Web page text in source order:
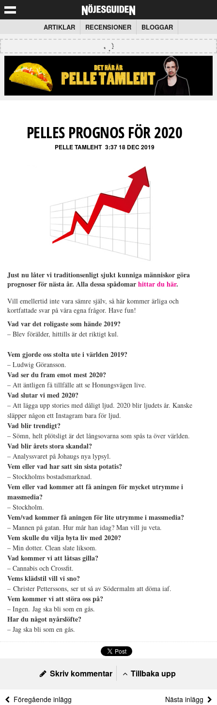
ARTIKLAR RECENSIONER BLOGGAR
PELLES PROGNOS FÖR 2020
PELLE TAMLEHT 3:37 18 DEC 2019
Just nu låter vi traditionsenligt sjukt kunniga människor göra
prognoser för nästa år. Alla dessa spådomarhittar du här.
Vill emellertid inte vara sämre själv, så här kommer ärliga och
kortfattade svar på våra egna frågor. Have fun!
Vad var det roligaste som hände 2019?
– Blev förälder, hittills är det riktigt kul.
Vem gjorde oss stolta ute i världen 2019?
– Ludwig Göransson.
Vad ser du fram emot mest 2020?
– Att äntligen få tillfälle att se Honungsvägen live.
Vad slutar vi med 2020?
– Att lägga upp stories med dåligt ljud. 2020 blir ljudets år. Kanske
släpper någon ett Instagram bara för ljud.
Vad blir trendigt?
– Sömn, helt plötsligt är det långsovarna som spås ta över världen.
Vad blir årets stora skandal?
– Analyssvaret på Johaugs nya lypsyl.
Vem eller vad har satt sin sista potatis?
– Stockholms bostadsmarknad.
Vem eller vad kommer att få aningen för mycket utrymme i
massmedia?
– Stockholm.
Vem/vad kommer få aningen för lite utrymme i massmedia?
– Mannen på gatan. Hur mår han idag? Man vill ju veta.
Vem skulle du vilja byta liv med 2020?
– Min dotter. Clean slate liksom.
Vad kommer vi att låtsas gilla?
– Cannabis och Crossfit.
Vems klädstil vill vi sno?
– Christer Petterssons, ser ut så av Södermalm att döma iaf.
Vem kommer vi att störa oss på?
– Ingen. Jag ska bli som en gås.
Har du något nyårslöfte?
– Jag ska bli som en gås.
Skriv kommentar Tillbaka upp
Föregående inlägg Nästa inlägg